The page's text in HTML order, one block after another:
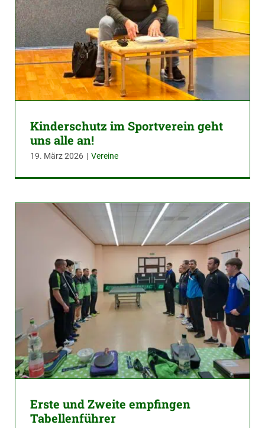
Kinderschutz im Sportverein geht
uns alle an!
19. März 2026 | Vereine
Erste und Zweite empfingen
Tabellenführer